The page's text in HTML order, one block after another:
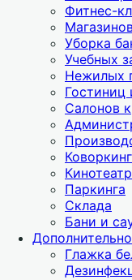
Фитнес-
Уборка
Учебных
Нежилых
Гостиниц
Салонов
Паркинга
Склада
Бани и
Дополнительно
Глажка